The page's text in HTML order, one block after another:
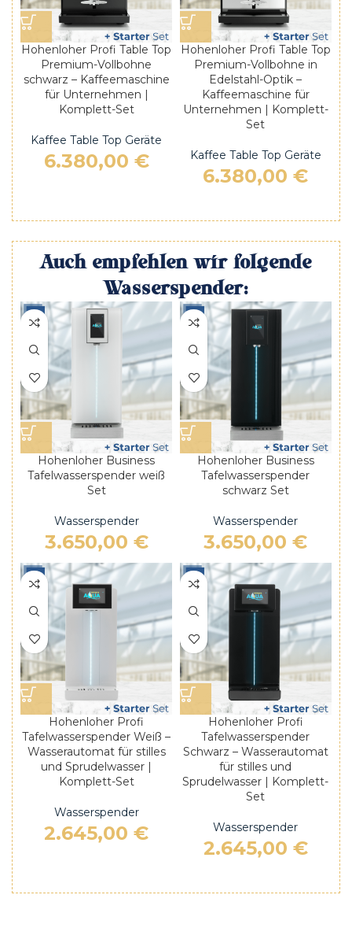
Hohenloher Profi Table Top
Premium-Vollbohne
schwarz – Kaffeemaschine
für Unternehmen |
Komplett-Set
Kaffee Table Top Geräte
6.380,00 €
Hohenloher Profi Table Top
Premium-Vollbohne in
Edelstahl-Optik –
Kaffeemaschine für
Unternehmen | Komplett-
Set
Kaffee Table Top Geräte
6.380,00€
Auch empfehlen wir folgende
Wasserspender:
Hohenloher Business
Tafelwasserspender weiß
Set
Wasserspender
3.650,00 €
Hohenloher Business
Tafelwasserspender
schwarz Set
Wasserspender
3.650,00€
Hohenloher Profi
Tafelwasserspender Weiß –
Wasserautomat für stilles
und Sprudelwasser |
Komplett-Set
Wasserspender
2.645,00 €
Hohenloher Profi
Tafelwasserspender
Schwarz – Wasserautomat
für stilles und
Sprudelwasser | Komplett-
Set
Wasserspender
2.645,00 €